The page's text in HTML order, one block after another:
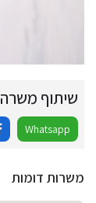
שיתוף משרה
Whatsapp
משרות דומות